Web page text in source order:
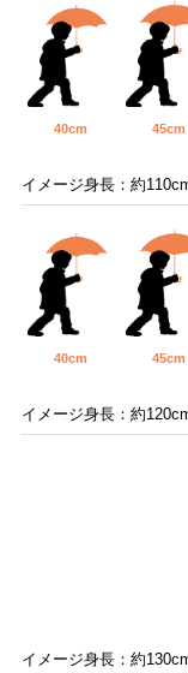
40cm 45cm
イメージ身長：約
40cm 45cm
イメージ身長：約
イメージ身長：約